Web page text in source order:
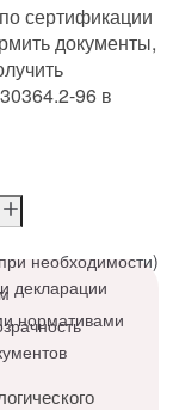
сертификации
документы,
96 в
необходимости)
декларации
нормативами